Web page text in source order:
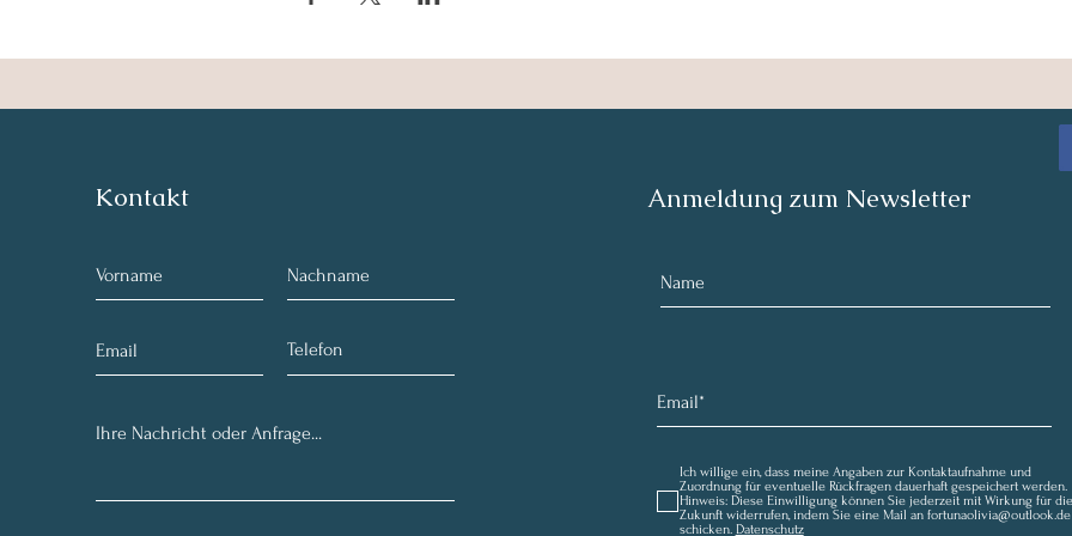
Kontakt Anmeldung zum Newsletter
Ich willige ein, dass meine Angaben zur Kontaktaufnahme und
Zuordnung für eventuelle Rückfragen dauerhaft gespeichert werden.
Hinweis: Diese Einwilligung können Sie jederzeit mit Wirkung für die
Zukunft widerrufen, indem Sie eine Mail an fortunaolivia@outlook.de
schicken. Datenschutz